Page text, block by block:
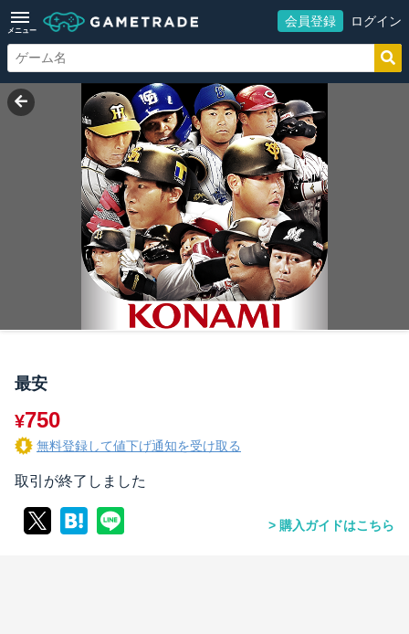
メニュー
会員登録 ログイン
最安
¥750
無料登録して値下げ通知を受け取る
取引が終了しました
購入ガイドはこちら